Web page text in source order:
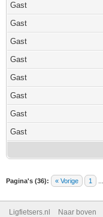
Gast
Gast
Gast
Gast
Gast
Gast
Gast
Gast
Pagina's (36): « Vorige 1
Ligfietsers.nl Naar boven